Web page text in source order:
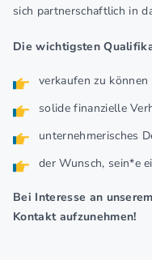
sich partnerschaftlich in
Die wichtigsten
verkaufen zu können
solide finanzielle
unternehmerisches
der Wunsch, sein*e
Bei Interesse an
Kontakt aufzunehmen!